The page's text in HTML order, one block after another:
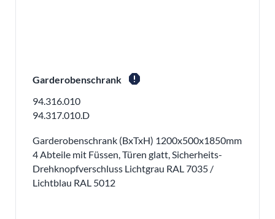
Garderobenschrank report
94.316.010
94.317.010.D
Garderobenschrank (BxTxH) 1200x500x1850mm
4 Abteile mit Füssen, Türen glatt, Sicherheits-
Drehknopfverschluss Lichtgrau RAL 7035 /
Lichtblau RAL 5012